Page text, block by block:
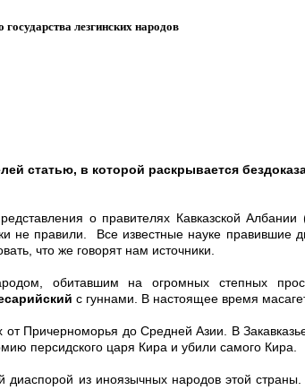
лезгинских народов
статью, в которой раскрывается
о правителях Кавказской
не правили. Все известные науке
что же говорят нам источники.
обитавшим на огромных степных
с гуннами. В настоящее время
Причерноморья до Средней Азии. В
персидского царя Кира и убили самого Кира.
из иноязычных народов этой